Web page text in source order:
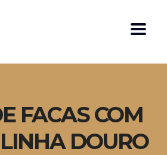
FACAS COM
DOURO